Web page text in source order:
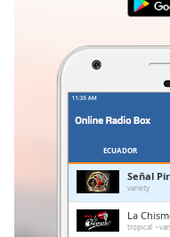
Remaining
ECUADOR
Señal
variety
La
tropical